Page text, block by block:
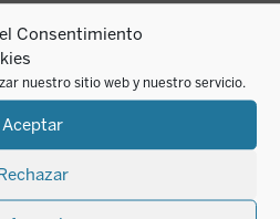
Consentimiento
nuestro sitio web y nuestro servicio.
Aceptarde relieve cómo la persecución no
fe. La vida, pasión y muerte de estos
(ver ficha)